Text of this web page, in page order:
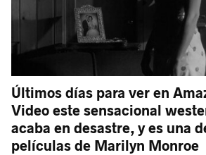
Últimos días para ver en
Video este sensacional
acaba en desastre, y es una
películas de Marilyn Monroe